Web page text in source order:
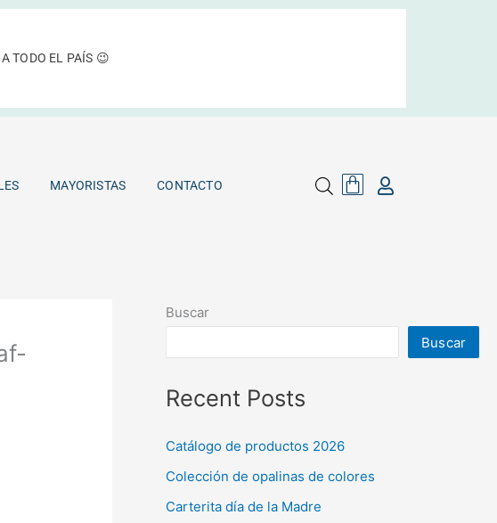
TODO EL PAÍS 😉
MAYORISTAS CONTACTO Cart
Buscar
Buscar
Recent Posts
Catálogo de productos 2026
Colección de opalinas de colores
Carterita día de la Madre